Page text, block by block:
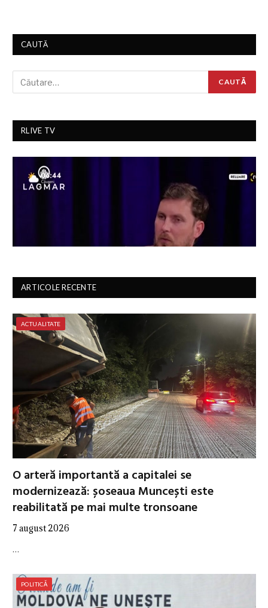
CAUTĂ
RLIVE TV
ARTICOLE RECENTE
ACTUALITATE
O arteră importantă a capitalei se
modernizează: șoseaua Muncești este
reabilitată pe mai multe tronsoane
7 august 2026
…
POLITICĂ